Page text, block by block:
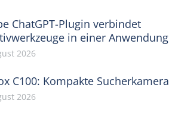
ChatGPT-Plugin verbindet
in einer Anwendung
2026
C100: Kompakte Sucherkamera
2026